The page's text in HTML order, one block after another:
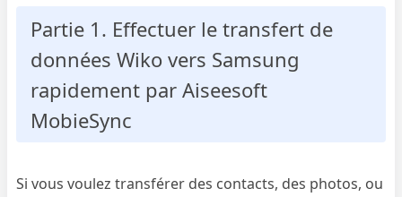
Partie 1. Effectuer le transfert de
données Wiko vers Samsung
rapidement par Aiseesoft
MobieSync
Si vous voulez transférer des contacts, des photos, ou